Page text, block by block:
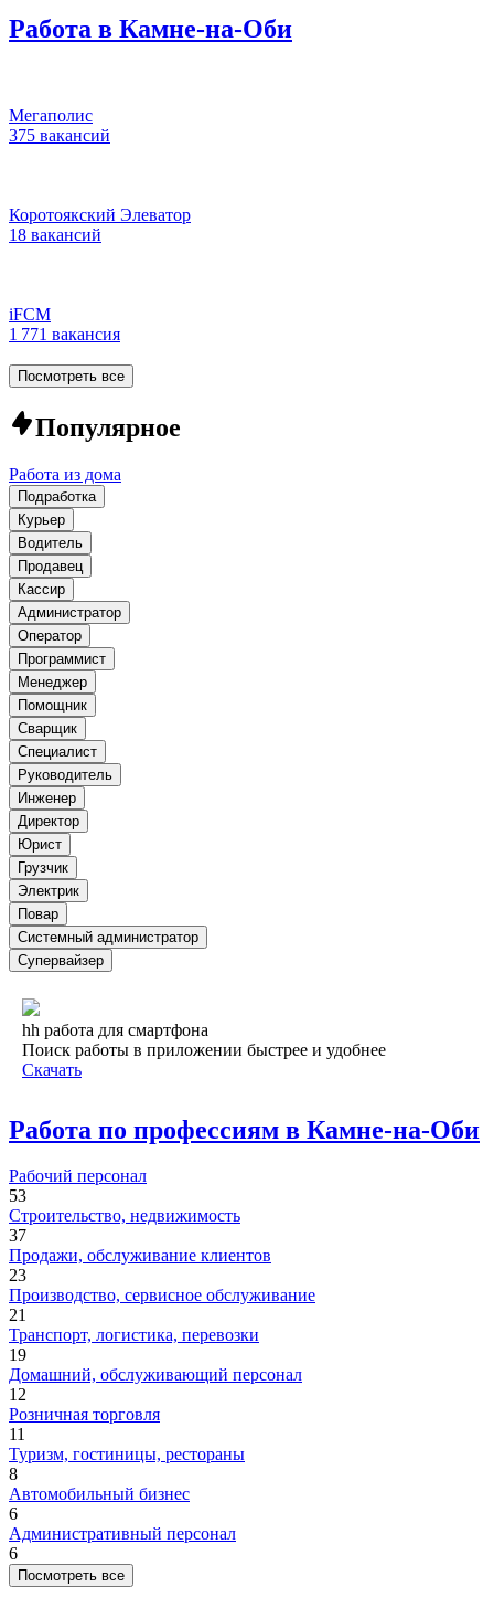
Работа в Камне-на-Оби
Мегаполис
375 вакансий
Коротоякский Элеватор
18 вакансий
iFCM
1 771 вакансия
Посмотреть все
Популярное
Работа из дома
Подработка
Курьер
Водитель
Продавец
Кассир
Администратор
Оператор
Программист
Менеджер
Помощник
Сварщик
Специалист
Руководитель
Инженер
Директор
Юрист
Грузчик
Электрик
Повар
Системный администратор
Супервайзер
hh работа для смартфона
Поиск работы в приложении быстрее и удобнее
Скачать
Работа по профессиям в Камне-на-Оби
Рабочий персонал
53
Строительство, недвижимость
37
Продажи, обслуживание клиентов
23
Производство, сервисное обслуживание
21
Транспорт, логистика, перевозки
19
Домашний, обслуживающий персонал
12
Розничная торговля
11
Туризм, гостиницы, рестораны
8
Автомобильный бизнес
6
Административный персонал
6
Посмотреть все